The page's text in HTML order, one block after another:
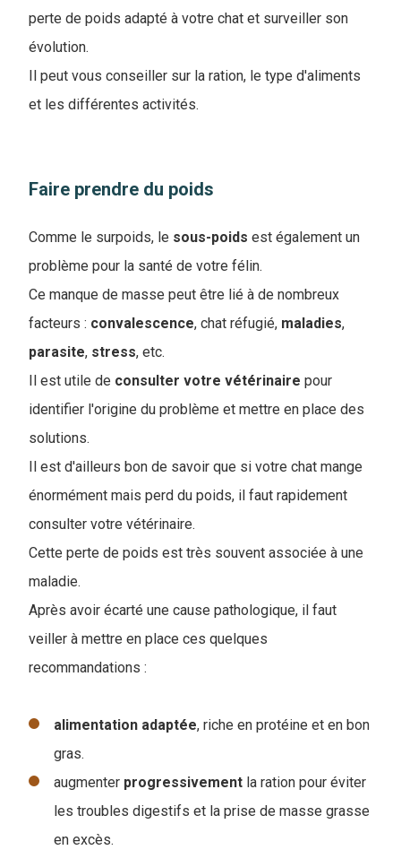
perte de poids adapté à votre chat et surveiller son
évolution.
Il peut vous conseiller sur la ration, le type d'aliments
et les différentes activités.
Faire prendre du poids
Comme le surpoids, le sous-poids est également un
problème pour la santé de votre félin.
Ce manque de masse peut être lié à de nombreux
facteurs : convalescence, chat réfugié, maladies,
parasite, stress, etc.
Il est utile de consulter votre vétérinaire pour
identifier l'origine du problème et mettre en place des
solutions.
Il est d'ailleurs bon de savoir que si votre chat mange
énormément mais perd du poids, il faut rapidement
consulter votre vétérinaire.
Cette perte de poids est très souvent associée à une
maladie.
Après avoir écarté une cause pathologique, il faut
veiller à mettre en place ces quelques
recommandations :
alimentation adaptée, riche en protéine et en bon
gras.
augmenter progressivement la ration pour éviter
les troubles digestifs et la prise de masse grasse
en excès.